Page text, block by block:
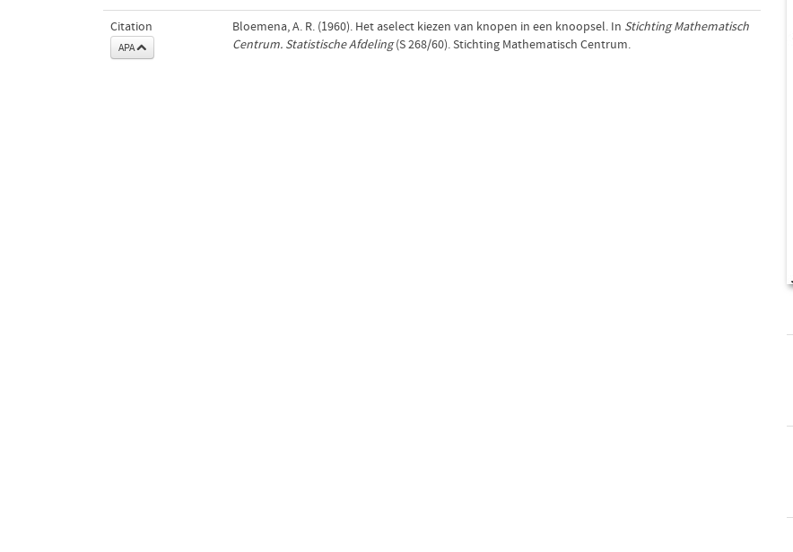
Citation
APA
Bloemena, A. R. (1960). Het aselect kiezen van knopen in een knoopsel. In Stichting Mathematisch
Centrum. Statistische Afdeling(S 268/60). Stichting Mathematisch Centrum.